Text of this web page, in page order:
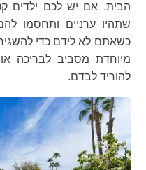
הבית. אם יש לכם ילדים
שתהיו ערניים ותחסמו
כשאתם לא לידם כדי
מיוחדת מסביב לבריכה או
להוריד לבדם.